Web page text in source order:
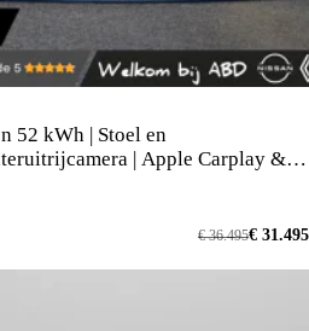
52 kWh | Stoel en
| Apple Carplay &
€ 31.495
€ 36.495